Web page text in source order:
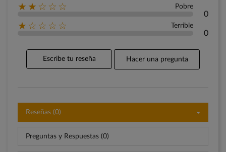
★★☆☆☆ Pobre
0
★☆☆☆☆ Terrible
0
Escribe tu reseña Hacer una pregunta
Reseñas (0)
Preguntas y Respuestas (0)